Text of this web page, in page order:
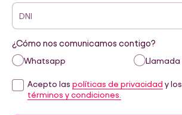
DNI
¿Cómo nos comunicamos contigo?
Whatsapp Llamada
Acepto las políticas de privacidad y los
términos y condiciones.